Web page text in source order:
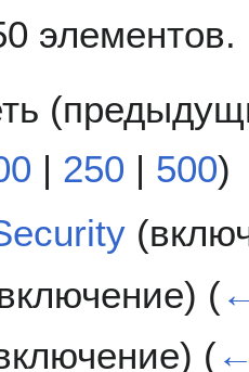
элементов.
(
| 250 | 500)
(
(